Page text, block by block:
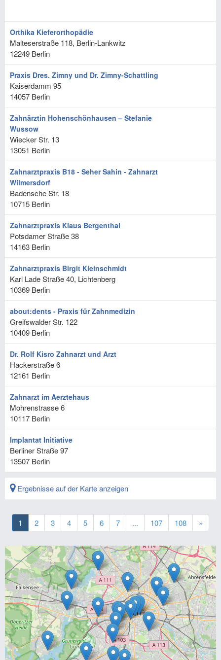
Orthika Kieferorthopädie
Malteserstraße 118, Berlin-Lankwitz
12249 Berlin
Praxis Dres. Zimny und Dr. Zimny-Schattling
Kaiserdamm 95
14057 Berlin
Zahnärztin Hohenschönhausen – Stefanie
Wussow
Wiecker Str. 13
13051 Berlin
Zahnarztpraxis B18 - Seher Sahin - Zahnarzt
Wilmersdorf
Badensche Str. 18
10715 Berlin
Zahnarztpraxis Klaus Bergenthal
Potsdamer Straße 38
14163 Berlin
Zahnarztpraxis Birgit Kleinschmidt
Karl Lade Straße 40, Lichtenberg
10369 Berlin
about:dents - Praxis für Zahnmedizin
Greifswalder Str. 122
10409 Berlin
Dr. Rolf Kisro Zahnarzt und Arzt
Hackerstraße 6
12161 Berlin
Zahnarzt im Aerztehaus
Mohrenstrasse 6
10117 Berlin
Implantat Initiative
Berliner Straße 97
13507 Berlin
Ergebnisse auf der Karte anzeigen
1 2 3 4 5 6 7 ... 107 108 »